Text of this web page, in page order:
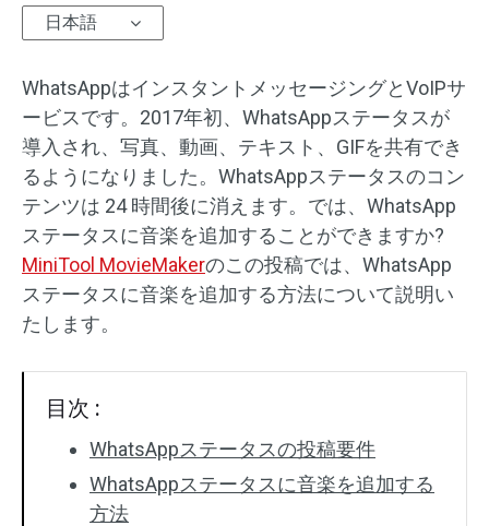
動画色調整
回転/反転
バッチ処理
透かしなし
日本語
WhatsAppはインスタントメッセージングとVoIPサ
ービスです。2017年初、WhatsAppステータスが
導入され、写真、動画、テキスト、GIFを共有でき
るようになりました。WhatsAppステータスのコン
テンツは 24 時間後に消えます。では、WhatsApp
ステータスに音楽を追加することができますか?
MiniTool MovieMakerのこの投稿では、WhatsApp
ステータスに音楽を追加する方法について説明い
たします。
目次 :
WhatsAppステータスの投稿要件
WhatsAppステータスに音楽を追加する
方法